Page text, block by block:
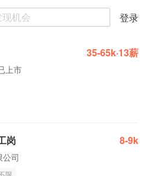
登录
35-65k·13薪
上市
岗 8-9k
司
限